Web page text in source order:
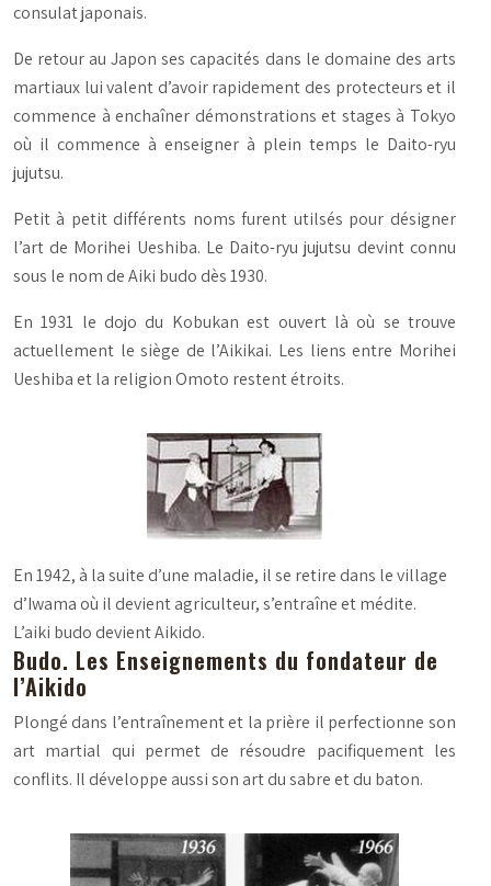
consulat japonais.
De retour au Japon ses capacités dans le domaine des arts
martiaux lui valent d’avoir rapidement des protecteurs et il
commence à enchaîner démonstrations et stages à Tokyo
où il commence à enseigner à plein temps le Daito-ryu
jujutsu.
Petit à petit différents noms furent utilsés pour désigner
l’art de Morihei Ueshiba. Le Daito-ryu jujutsu devint connu
sous le nom de Aiki budo dès 1930.
En 1931 le dojo du Kobukan est ouvert là où se trouve
actuellement le siège de l’Aikikai. Les liens entre Morihei
Ueshiba et la religion Omoto restent étroits.
En 1942, à la suite d’une maladie, il se retire dans le village
d’Iwama où il devient agriculteur, s’entraîne et médite.
L’aiki budo devient Aikido.
Budo. Les Enseignements du fondateur de
l’Aikido
Plongé dans l’entraînement et la prière il perfectionne son
art martial qui permet de résoudre pacifiquement les
conflits. Il développe aussi son art du sabre et du baton.